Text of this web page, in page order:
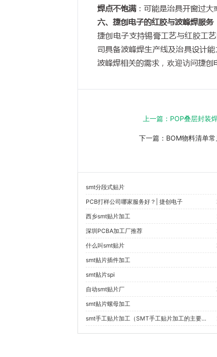
焊点不饱满：可能是治具开窗过
六、捷创电子的红胶与波峰焊服务
捷创电子支持锡膏工艺与红胶工
司具备波峰焊生产线及治具设计
波峰焊相关的需求，欢迎访问捷创
上一篇： POP叠层封装
下一篇： BOM物料清单
smt分段式贴片
PCB打样公司哪家服务好？| 捷创电子
西乡smt贴片加工
深圳PCBA加工厂推荐
什么叫smt贴片
smt贴片插件加工
smt贴片spi
自动smt贴片厂
smt贴片螺母加工
smt手工贴片加工（SMT手工贴片加工的主要挑战和解决方案是什么？）